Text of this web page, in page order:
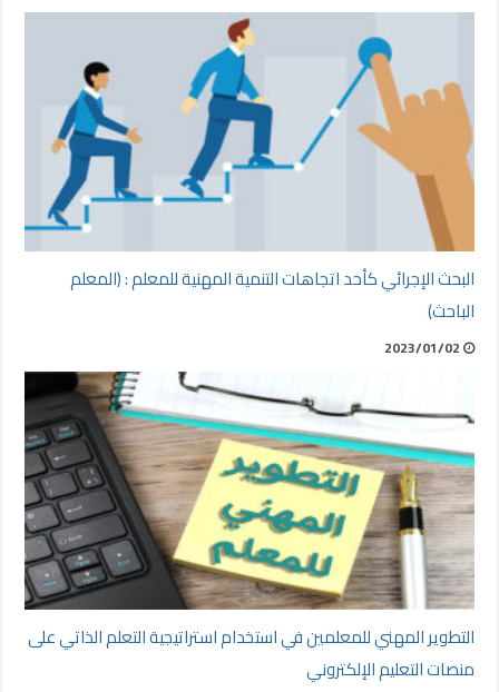
البحث الإجرائي كأحد اتجاهات التنمية المهنية للمعلم : (المعلم
الباحث)
2023/01/02
التطوير المهني للمعلمين في استخدام استراتيجية التعلم الذاتي على
منصات التعليم الإلكتروني